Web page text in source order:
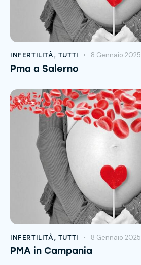
INFERTILITÀ , TUTTI 8 Gennaio 2025
Pma a Salerno
INFERTILITÀ, TUTTI 8 Gennaio 2025
PMA in Campania